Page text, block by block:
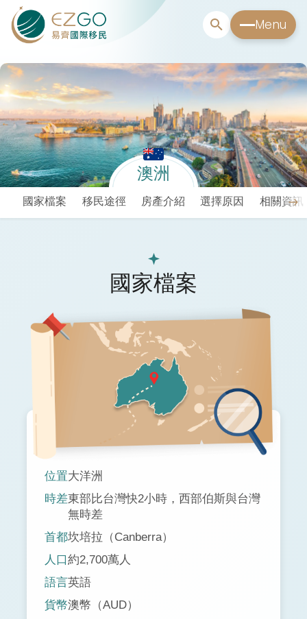
Menu
澳洲
國家檔案 移民途徑 房產介紹 選擇原因 相關資訊
國家檔案
位置大洋洲
時差東部比台灣快2小時，西部伯斯與台灣
無時差
首都坎培拉（Canberra）
人口約2,700萬人
語言英語
貨幣澳幣（AUD）